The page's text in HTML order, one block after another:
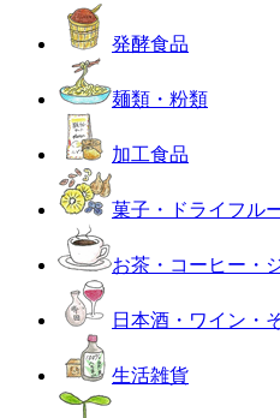
発酵食品
麺類・粉類
加工食品
菓子・ドライフル
お茶・コーヒー・
日本酒・ワイン・
生活雑貨